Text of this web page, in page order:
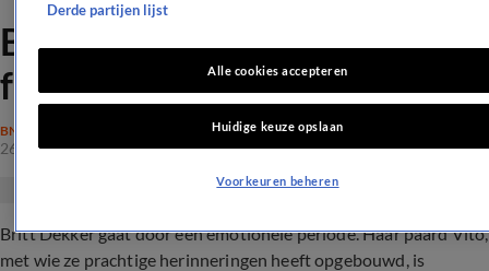
Britt Dekker deelt prachtige
foto na groot verlies
BN'ERS
26 mrt 2022, 14:01
Britt Dekker gaat door een emotionele periode. Haar paard Vito,
met wie ze prachtige herinneringen heeft opgebouwd, is
Derde partijen lijst
Alle cookies accepteren
Huidige keuze opslaan
Voorkeuren beheren